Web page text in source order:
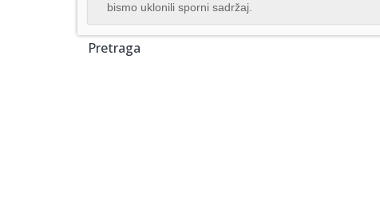
bismo uklonili sporni sadržaj.
Pretraga